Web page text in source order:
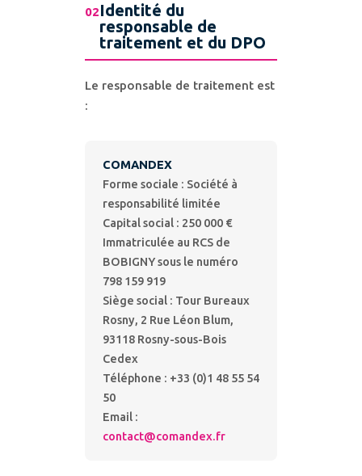
02Identité du
responsable de
traitement et du DPO
Le responsable de traitement est
:
COMANDEX
Forme sociale : Société à
responsabilité limitée
Capital social : 250 000 €
Immatriculée au RCS de
BOBIGNY sous le numéro
798 159 919
Siège social : Tour Bureaux
Rosny, 2 Rue Léon Blum,
93118 Rosny-sous-Bois
Cedex
Téléphone : +33 (0)1 48 55 54
50
Email :
contact@comandex.fr